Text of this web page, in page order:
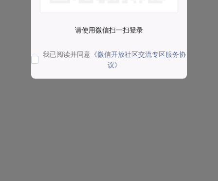
请使用微信扫一扫登录
我已阅读并同意 《微信开放社区交流专区服务协
议》